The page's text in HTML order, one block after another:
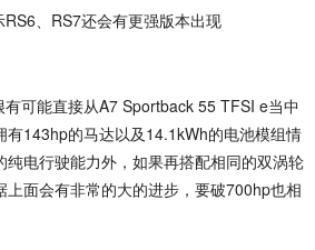
可能直接从A7 Sportback 55 TFSI e当中
有143hp的马达以及14.1kWh的电池模组情
纯电行驶能力外，如果再搭配相同的双涡轮
上面会有非常的大的进步，要破700hp也相